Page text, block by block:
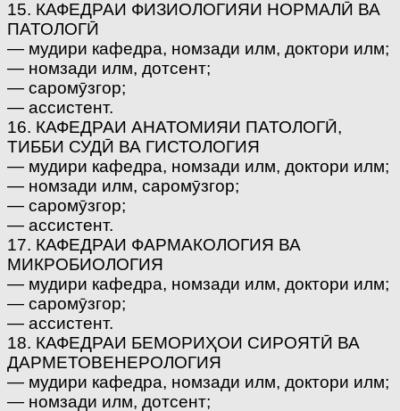
15. КАФЕДРАИ ФИЗИОЛОГИЯИ НОРМАЛӢ ВА
ПАТОЛОГӢ
— мудири кафедра, номзади илм, доктори илм;
— номзади илм, дотсент;
— саромӯзгор;
— ассистент.
16. КАФЕДРАИ АНАТОМИЯИ ПАТОЛОГӢ,
ТИББИ СУДӢ ВА ГИСТОЛОГИЯ
— мудири кафедра, номзади илм, доктори илм;
— номзади илм, саромӯзгор;
— саромӯзгор;
— ассистент.
17. КАФЕДРАИ ФАРМАКОЛОГИЯ ВА
МИКРОБИОЛОГИЯ
— мудири кафедра, номзади илм, доктори илм;
— саромӯзгор;
— ассистент.
18. КАФЕДРАИ БЕМОРИҲОИ СИРОЯТӢ ВА
ДАРМЕТОВЕНЕРОЛОГИЯ
— мудири кафедра, номзади илм, доктори илм;
— номзади илм, дотсент;